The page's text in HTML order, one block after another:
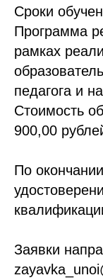
Сроки
Программа
рамках
педагога и
Стоимость
900,00
По
Заявки